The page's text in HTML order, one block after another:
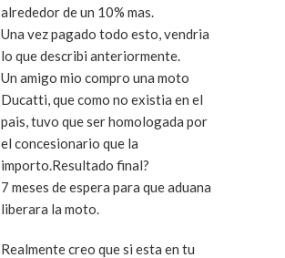
alrededor de un 10% mas.
Una vez pagado todo esto, vendria
lo que describi anteriormente.
Un amigo mio compro una moto
Ducatti, que como no existia en el
pais, tuvo que ser homologada por
el concesionario que la
importo.Resultado final?
7 meses de espera para que aduana
liberara la moto.
Realmente creo que si esta en tu